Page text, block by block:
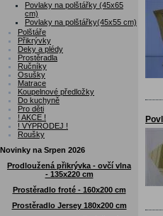
Povlaky na polštářky (45x65
cm)
Povlaky na polštářky(45x55 cm)
Polštáře
Přikrývky
Deky a plédy
Prostěradla
Ručníky
Osušky
Matrace
Koupelnové předložky
Do kuchyně
Pro děti
! AKCE !
! VÝPRODEJ !
Roušky
Novinky na Srpen 2026
Prodloužená přikrývka - ovčí vlna
- 135x220 cm
Prostěradlo froté - 160x200 cm
Prostěradlo Jersey 180x200 cm